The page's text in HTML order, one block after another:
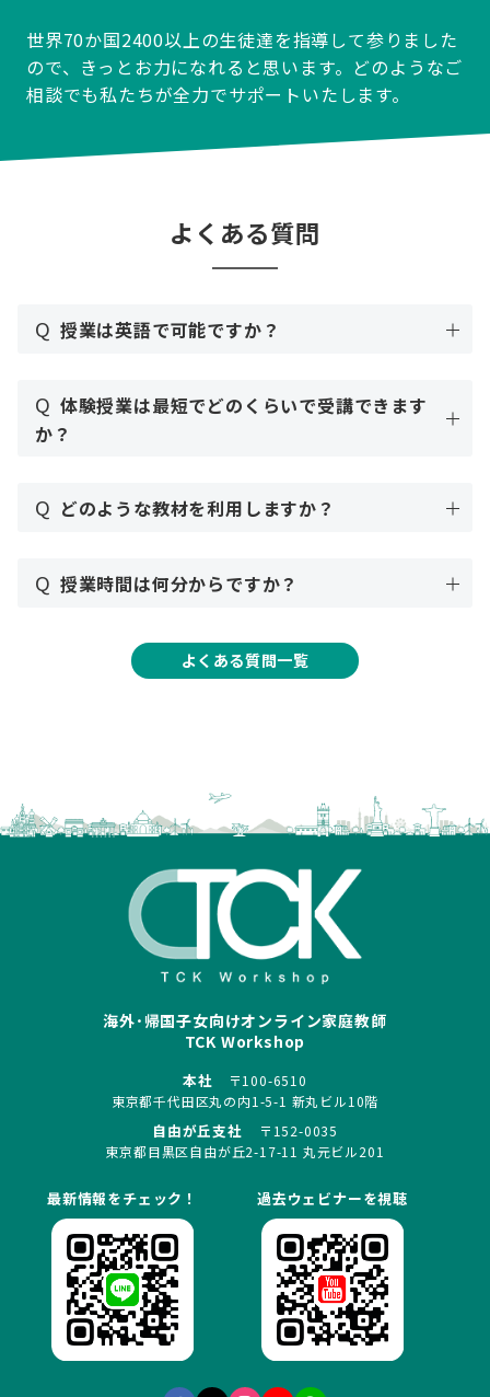
世界70か国2400以上の生徒達を指導して参りました
ので、きっとお力になれると思います。どのようなご
相談でも私たちが全力でサポートいたします。
よくある質問
Q 授業は英語で可能ですか？
Q 体験授業は最短でどのくらいで受講できます
か？
Q どのような教材を利用しますか？
Q 授業時間は何分からですか？
よくある質問一覧
海外･帰国子女向けオンライン家庭教師
TCK Workshop
本社
〒100-6510
東京都千代田区丸の内1-5-1 新丸ビル10階
自由が丘支社
〒152-0035
東京都目黒区自由が丘2-17-11 丸元ビル201
最新情報をチェック！ 過去ウェビナーを視聴